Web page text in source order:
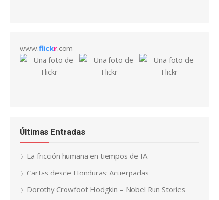
www.flickr.com
Últimas Entradas
La fricción humana en tiempos de IA
Cartas desde Honduras: Acuerpadas
Dorothy Crowfoot Hodgkin – Nobel Run Stories